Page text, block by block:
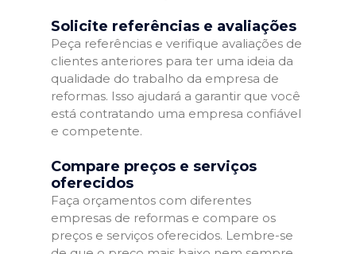
Solicite referências e avaliações
Peça referências e verifique avaliações de
clientes anteriores para ter uma ideia da
qualidade do trabalho da empresa de
reformas. Isso ajudará a garantir que você
está contratando uma empresa confiável
e competente.
Compare preços e serviços
oferecidos
Faça orçamentos com diferentes
empresas de reformas e compare os
preços e serviços oferecidos. Lembre-se